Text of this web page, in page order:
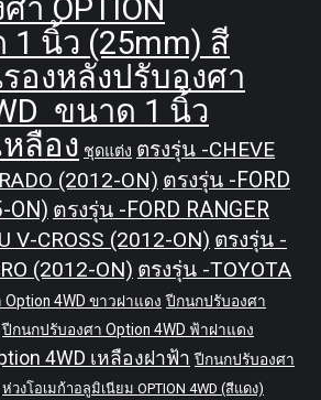
า OPTION
1 นิ้ว (25mm) สี
องหลังปรับองศา
ขนาด 1 นิ้ว
ลือง ชุดแต่ง ตรงรุ่น -CHEVE
(2012-ON) ตรงรุ่น -FORD
ON) ตรงรุ่น -FORD RANGER
V-CROSS (2012-ON) ตรงรุ่น -
(2012-ON) ตรงรุ่น -TOYOTA
4WD ขาวฝาแดง ปีกนกปรับองศา
ปีกนกปรับองศา Option 4WD ฟ้าฝาแดง
4WD เหลืองฝาฟ้า ปีกนกปรับองศา
ห่วงโอเมก้าอลูมิเนียม OPTION 4WD (สีแดง)